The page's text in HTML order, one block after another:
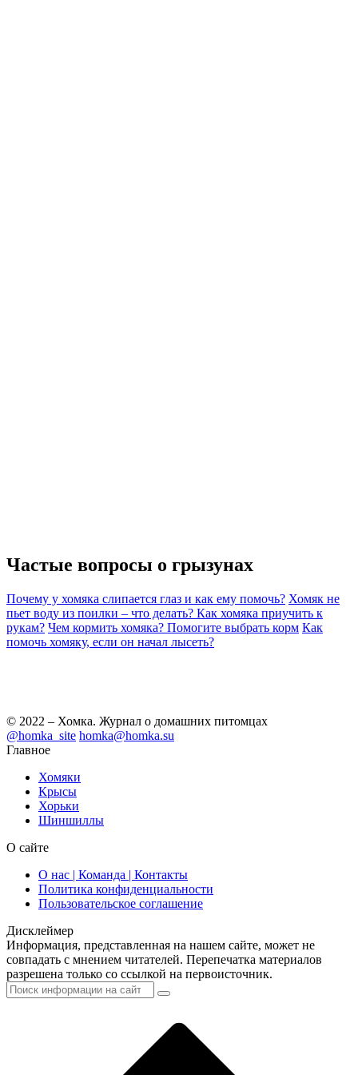
Частые вопросы о грызунах
Почему у хомяка слипается глаз и как ему помочь? Хомяк не
пьет воду из поилки – что делать? Как хомяка приучить к
рукам? Чем кормить хомяка? Помогите выбрать корм Как
помочь хомяку, если он начал лысеть?
© 2022 – Хомка. Журнал о домашних питомцах
@homka_site homka@homka.su
Главное
Хомяки
Крысы
Хорьки
Шиншиллы
О сайте
О нас | Команда | Контакты
Политика конфиденциальности
Пользовательское соглашение
Дисклеймер
Информация, представленная на нашем сайте, может не
совпадать с мнением читателей. Перепечатка материалов
разрешена только со ссылкой на первоисточник.